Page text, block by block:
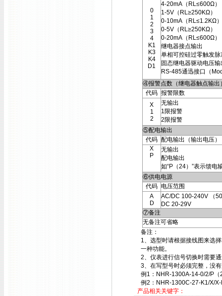
0
1
2
3
4
K1
K3
K4
D1
4-20mA（RL≤600Ω）
1-5V（RL≥250KΩ）
0-10mA（RL≤1.2KΩ）
0-5V（RL≥250KΩ）
0-20mA（RL≤600Ω）
继电器接点输出
单相可控硅过零触发脉
固态继电器驱动电压输
RS-485通迅接口（
④报警点数（继电器触点输出
代码 报警限数
X
1
2
无输出
1限报警
2限报警
⑤配电输出
代码 配电输出（输出电压）
X
P
无输出
配电输出
如“P（24）”表示馈电
⑥供电电源
代码 电压范围
A
D
AC/DC 100-240V （
DC 20-29V
⑦备注
无备注可省略
备注：
1、选型时请根据接线图来选
一种功能。
2、仪表进行信号切换时需要
3、在写型号时必须完整，没
例1：NHR-1300A-14-0/2/P（
例2：NHR-1300C-27-K1/X/X-
产品相关关键字：